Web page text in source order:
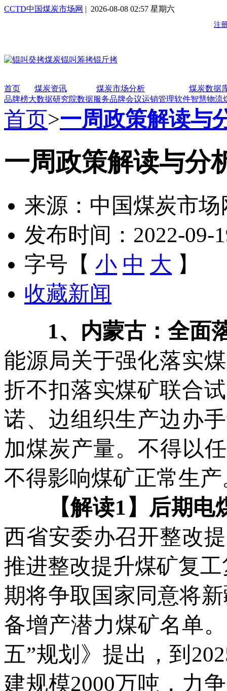
CCTD中国煤炭市场网 | 2026-08-08 02:57 星期六
首页 煤炭资讯 煤炭市场分析
煤炭数据
品牌榜大数据研究院数据服务品牌会议运销管理软件智慧物流
首页>一周政策解读与
一周政策解读与分
来源：中国煤炭市场
发布时间：2022-09-
字号【 小 中 大 】
收藏新闻
1、内蒙古：全面
能源局关于强化落实
折不扣落实煤矿联合
诺、边组织生产边办
加煤炭产量。不得以
不得影响煤矿正常生产
【解读1】后期电
西省安委办召开整改
推进整改提升煤矿复
期将争取国家同意将
备增产潜力煤矿名单
五”规划》提出，到
建规模2000万吨，力